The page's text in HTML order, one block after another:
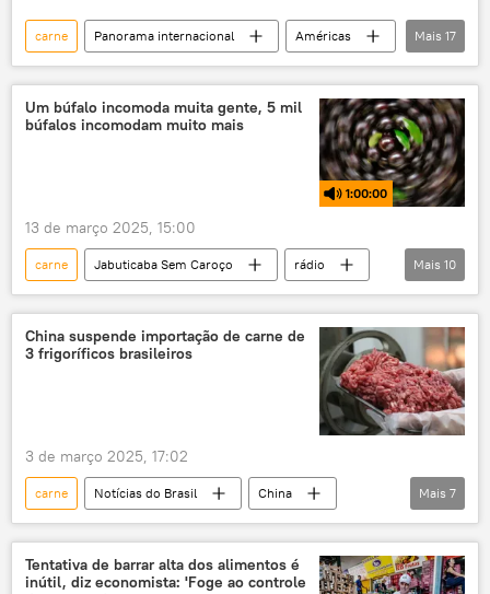
carne bovina
carne Panorama internacional
Américas
Rússia
Javier Milei
Donald Trump
China
Argentina
Brasil
Mercosul
importações
trigo
exclusiva
livre comércio
Estados Unidos
EUA
Mais 17
Um búfalo incomoda muita gente, 5 mil
búfalos incomodam muito mais
1:00:00
13 de março 2025, 15:00
carne Jabuticaba Sem Caroço
rádio
podcast
Brasil
búfalo
fauna brasileira
flora
deserto
Rondônia
leite
Mais 10
China suspende importação de carne de
3 frigoríficos brasileiros
3 de março 2025, 17:02
carne Notícias do Brasil
China
Brasil
Abiec
carne bovina
exportação
Economia
comércio
Mais 7
Tentativa de barrar alta dos alimentos é
inútil, diz economista: 'Foge ao controle